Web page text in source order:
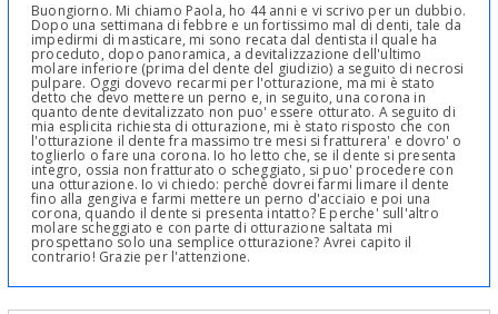
Buongiorno. Mi chiamo Paola, ho 44 anni e vi scrivo per un dubbio.
Dopo una settimana di febbre e un fortissimo mal di denti, tale da
impedirmi di masticare, mi sono recata dal dentista il quale ha
proceduto, dopo panoramica, a devitalizzazione dell'ultimo
molare inferiore (prima del dente del giudizio) a seguito di necrosi
pulpare. Oggi dovevo recarmi per l'otturazione, ma mi è stato
detto che devo mettere un perno e, in seguito, una corona in
quanto dente devitalizzato non puo' essere otturato. A seguito di
mia esplicita richiesta di otturazione, mi è stato risposto che con
l'otturazione il dente fra massimo tre mesi si fratturera' e dovro' o
toglierlo o fare una corona. Io ho letto che, se il dente si presenta
integro, ossia non fratturato o scheggiato, si puo' procedere con
una otturazione. Io vi chiedo: perchè dovrei farmi limare il dente
fino alla gengiva e farmi mettere un perno d'acciaio e poi una
corona, quando il dente si presenta intatto? E perche' sull'altro
molare scheggiato e con parte di otturazione saltata mi
prospettano solo una semplice otturazione? Avrei capito il
contrario! Grazie per l'attenzione.